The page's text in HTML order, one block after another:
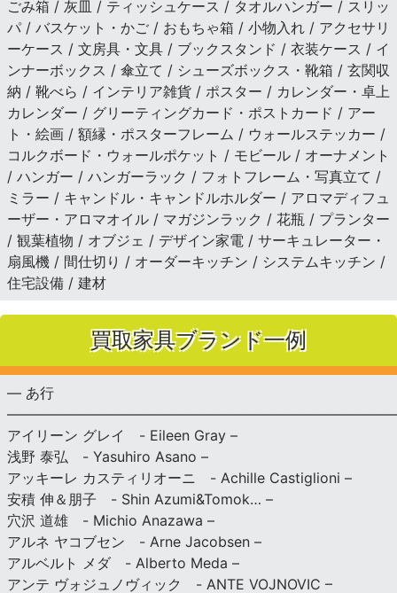
ごみ箱 / 灰皿 / ティッシュケース / タオルハンガー / スリッ
パ / バスケット・かご / おもちゃ箱 / 小物入れ / アクセサリ
ーケース / 文房具・文具 / ブックスタンド / 衣装ケース / イ
ンナーボックス / 傘立て / シューズボックス・靴箱 / 玄関収
納 / 靴べら / インテリア雑貨 / ポスター / カレンダー・卓上
カレンダー / グリーティングカード・ポストカード / アー
ト・絵画 / 額縁・ポスターフレーム / ウォールステッカー /
コルクボード・ウォールポケット / モビール / オーナメント
/ ハンガー / ハンガーラック / フォトフレーム・写真立て /
ミラー / キャンドル・キャンドルホルダー / アロマディフュ
ーザー・アロマオイル / マガジンラック / 花瓶 / プランター
/ 観葉植物 / オブジェ / デザイン家電 / サーキュレーター・
扇風機 / 間仕切り / オーダーキッチン / システムキッチン /
住宅設備 / 建材
買取家具ブランド一例
— あ行
アイリーン グレイ - Eileen Gray –
浅野 泰弘 - Yasuhiro Asano –
アッキーレ カスティリオーニ - Achille Castiglioni –
安積 伸＆朋子 - Shin Azumi&Tomok… –
穴沢 道雄 - Michio Anazawa –
アルネ ヤコブセン - Arne Jacobsen –
アルベルト メダ - Alberto Meda –
アンテ ヴォジュノヴィック - ANTE VOJNOVIC –